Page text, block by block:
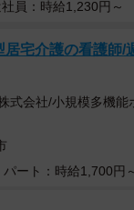
、卒業式後に予
ードの準備への焦
いはいくら入っ
います。
、帽子の中にお金
員：時給1,230円～
居宅介護の看護師/
式会社/小規模多機能
パート：時給1,700円